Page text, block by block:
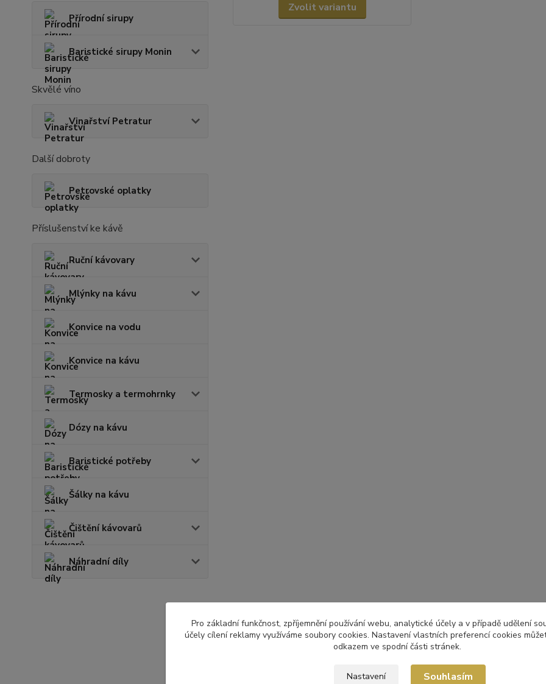
Přírodní sirupy
Baristické sirupy Monin
Skvělé víno
Vinařství Petratur
Další dobroty
Petrovské oplatky
Příslušenství ke kávě
Ruční kávovary
Mlýnky na kávu
Konvice na vodu
Konvice na kávu
Termosky a termohrnky
Dózy na kávu
Baristické potřeby
Šálky na kávu
Čištění kávovarů
Náhradní díly
Zvolit variantu
Pro základní funkčnost, zpříjemnění používání webu, analytické účely a v případě udělení
účely cílení reklamy využíváme soubory cookies. Nastavení vlastních preferencí cookies
odkazem ve spodní části stránek.
Nastavení Souhlasím